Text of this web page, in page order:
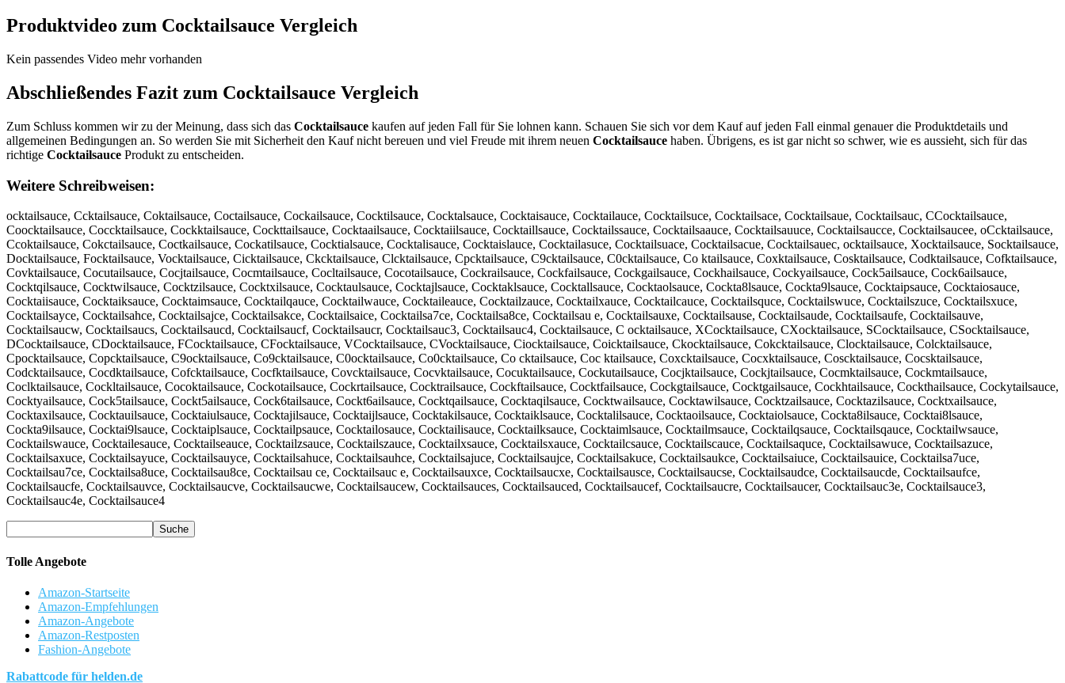
Produktvideo zum Cocktailsauce Vergleich
Kein passendes Video mehr vorhanden
Abschließendes Fazit zum Cocktailsauce Vergleich
Zum Schluss kommen wir zu der Meinung, dass sich das Cocktailsauce kaufen auf jeden Fall für Sie lohnen kann. Schauen Sie sich vor dem Kauf auf jeden Fall einmal genauer die Produktdetails und
allgemeinen Bedingungen an. So werden Sie mit Sicherheit den Kauf nicht bereuen und viel Freude mit ihrem neuen Cocktailsauce haben. Übrigens, es ist gar nicht so schwer, wie es aussieht, sich für das
richtige Cocktailsauce Produkt zu entscheiden.
Weitere Schreibweisen:
ocktailsauce, Ccktailsauce, Coktailsauce, Coctailsauce, Cockailsauce, Cocktilsauce, Cocktalsauce, Cocktaisauce, Cocktailauce, Cocktailsuce, Cocktailsace, Cocktailsaue, Cocktailsauc, CCocktailsauce,
Coocktailsauce, Coccktailsauce, Cockktailsauce, Cockttailsauce, Cocktaailsauce, Cocktaiilsauce, Cocktaillsauce, Cocktailssauce, Cocktailsaauce, Cocktailsauuce, Cocktailsaucce, Cocktailsaucee, oCcktailsauce,
Ccoktailsauce, Cokctailsauce, Coctkailsauce, Cockatilsauce, Cocktialsauce, Cocktalisauce, Cocktaislauce, Cocktailasuce, Cocktailsuace, Cocktailsacue, Cocktailsauec, ocktailsauce, Xocktailsauce, Socktailsauce,
Docktailsauce, Focktailsauce, Vocktailsauce, Cicktailsauce, Ckcktailsauce, Clcktailsauce, Cpcktailsauce, C9cktailsauce, C0cktailsauce, Co ktailsauce, Coxktailsauce, Cosktailsauce, Codktailsauce, Cofktailsauce,
Covktailsauce, Cocutailsauce, Cocjtailsauce, Cocmtailsauce, Cocltailsauce, Cocotailsauce, Cockrailsauce, Cockfailsauce, Cockgailsauce, Cockhailsauce, Cockyailsauce, Cock5ailsauce, Cock6ailsauce,
Cocktqilsauce, Cocktwilsauce, Cocktzilsauce, Cocktxilsauce, Cocktaulsauce, Cocktajlsauce, Cocktaklsauce, Cocktallsauce, Cocktaolsauce, Cockta8lsauce, Cockta9lsauce, Cocktaipsauce, Cocktaiosauce,
Cocktaiisauce, Cocktaiksauce, Cocktaimsauce, Cocktailqauce, Cocktailwauce, Cocktaileauce, Cocktailzauce, Cocktailxauce, Cocktailcauce, Cocktailsquce, Cocktailswuce, Cocktailszuce, Cocktailsxuce,
Cocktailsayce, Cocktailsahce, Cocktailsajce, Cocktailsakce, Cocktailsaice, Cocktailsa7ce, Cocktailsa8ce, Cocktailsau e, Cocktailsauxe, Cocktailsause, Cocktailsaude, Cocktailsaufe, Cocktailsauve,
Cocktailsaucw, Cocktailsaucs, Cocktailsaucd, Cocktailsaucf, Cocktailsaucr, Cocktailsauc3, Cocktailsauc4, Cocktailsauce, C ocktailsauce, XCocktailsauce, CXocktailsauce, SCocktailsauce, CSocktailsauce,
DCocktailsauce, CDocktailsauce, FCocktailsauce, CFocktailsauce, VCocktailsauce, CVocktailsauce, Ciocktailsauce, Coicktailsauce, Ckocktailsauce, Cokcktailsauce, Clocktailsauce, Colcktailsauce,
Cpocktailsauce, Copcktailsauce, C9ocktailsauce, Co9cktailsauce, C0ocktailsauce, Co0cktailsauce, Co cktailsauce, Coc ktailsauce, Coxcktailsauce, Cocxktailsauce, Coscktailsauce, Cocsktailsauce,
Codcktailsauce, Cocdktailsauce, Cofcktailsauce, Cocfktailsauce, Covcktailsauce, Cocvktailsauce, Cocuktailsauce, Cockutailsauce, Cocjktailsauce, Cockjtailsauce, Cocmktailsauce, Cockmtailsauce,
Coclktailsauce, Cockltailsauce, Cocoktailsauce, Cockotailsauce, Cockrtailsauce, Cocktrailsauce, Cockftailsauce, Cocktfailsauce, Cockgtailsauce, Cocktgailsauce, Cockhtailsauce, Cockthailsauce, Cockytailsauce,
Cocktyailsauce, Cock5tailsauce, Cockt5ailsauce, Cock6tailsauce, Cockt6ailsauce, Cocktqailsauce, Cocktaqilsauce, Cocktwailsauce, Cocktawilsauce, Cocktzailsauce, Cocktazilsauce, Cocktxailsauce,
Cocktaxilsauce, Cocktauilsauce, Cocktaiulsauce, Cocktajilsauce, Cocktaijlsauce, Cocktakilsauce, Cocktaiklsauce, Cocktalilsauce, Cocktaoilsauce, Cocktaiolsauce, Cockta8ilsauce, Cocktai8lsauce,
Cockta9ilsauce, Cocktai9lsauce, Cocktaiplsauce, Cocktailpsauce, Cocktailosauce, Cocktailisauce, Cocktailksauce, Cocktaimlsauce, Cocktailmsauce, Cocktailqsauce, Cocktailsqauce, Cocktailwsauce,
Cocktailswauce, Cocktailesauce, Cocktailseauce, Cocktailzsauce, Cocktailszauce, Cocktailxsauce, Cocktailsxauce, Cocktailcsauce, Cocktailscauce, Cocktailsaquce, Cocktailsawuce, Cocktailsazuce,
Cocktailsaxuce, Cocktailsayuce, Cocktailsauyce, Cocktailsahuce, Cocktailsauhce, Cocktailsajuce, Cocktailsaujce, Cocktailsakuce, Cocktailsaukce, Cocktailsaiuce, Cocktailsauice, Cocktailsa7uce,
Cocktailsau7ce, Cocktailsa8uce, Cocktailsau8ce, Cocktailsau ce, Cocktailsauc e, Cocktailsauxce, Cocktailsaucxe, Cocktailsausce, Cocktailsaucse, Cocktailsaudce, Cocktailsaucde, Cocktailsaufce,
Cocktailsaucfe, Cocktailsauvce, Cocktailsaucve, Cocktailsaucwe, Cocktailsaucew, Cocktailsauces, Cocktailsauced, Cocktailsaucef, Cocktailsaucre, Cocktailsaucer, Cocktailsauc3e, Cocktailsauce3,
Cocktailsauc4e, Cocktailsauce4
Tolle Angebote
Amazon-Startseite
Amazon-Empfehlungen
Amazon-Angebote
Amazon-Restposten
Fashion-Angebote
Rabattcode für helden.de